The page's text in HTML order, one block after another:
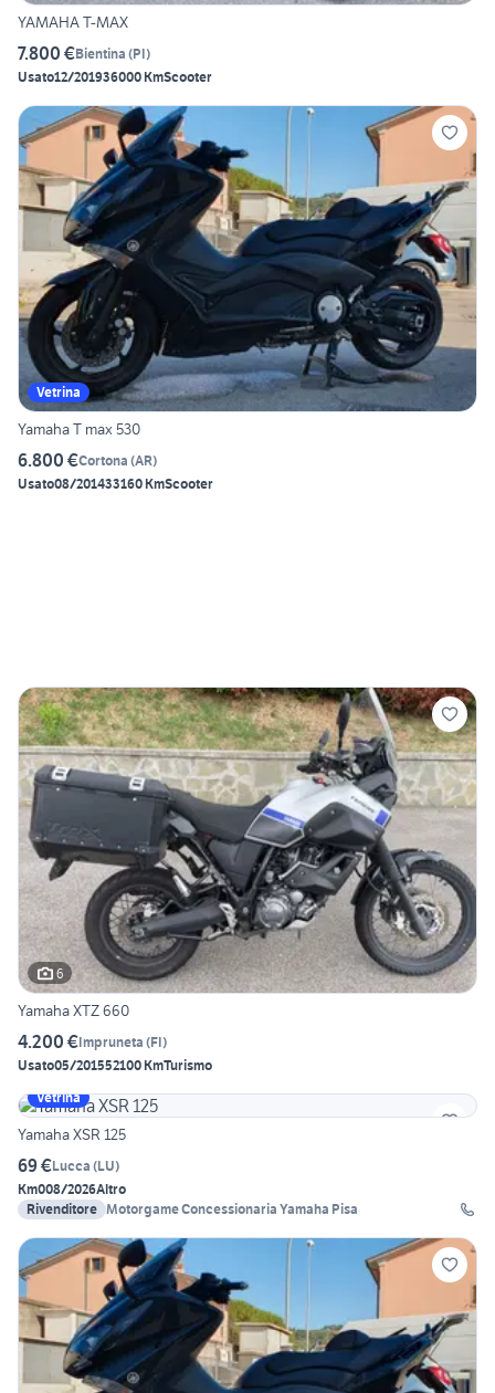
YAMAHA T-MAX
7.800 €Bientina (PI)
Usato12/201936000 KmScooter
Vetrina
Yamaha T max 530
6.800 €Cortona (AR)
Usato08/201433160 KmScooter
6
Yamaha XTZ 660
4.200 €Impruneta (FI)
Usato05/201552100 KmTurismo
Vetrina
Yamaha XSR 125
69 €Lucca (LU)
Km008/2026Altro
Rivenditore Motorgame Concessionaria Yamaha Pisa